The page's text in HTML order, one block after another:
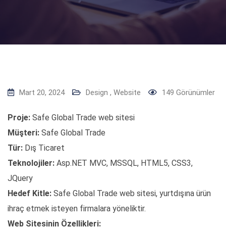
Mart 20, 2024 Design , Website 149 Görünümler
Proje: Safe Global Trade web sitesi
Müşteri: Safe Global Trade
Tür: Dış Ticaret
Teknolojiler: Asp.NET MVC, MSSQL, HTML5, CSS3,
JQuery
Hedef Kitle: Safe Global Trade web sitesi, yurtdışına ürün
ihraç etmek isteyen firmalara yöneliktir.
Web Sitesinin Özellikleri: